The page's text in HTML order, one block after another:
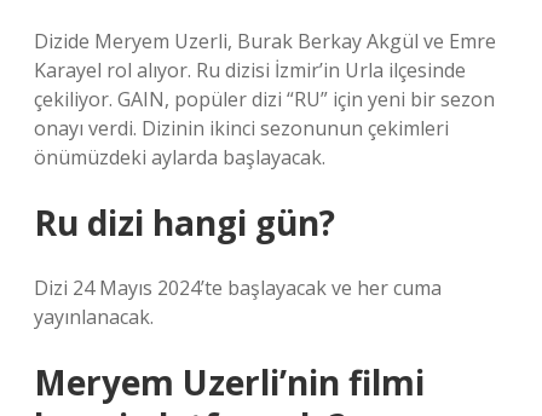
Dizide Meryem Uzerli, Burak Berkay Akgül ve Emre
Karayel rol alıyor. Ru dizisi İzmir’in Urla ilçesinde
çekiliyor. GAIN, popüler dizi “RU” için yeni bir sezon
onayı verdi. Dizinin ikinci sezonunun çekimleri
önümüzdeki aylarda başlayacak.
Ru dizi hangi gün?
Dizi 24 Mayıs 2024’te başlayacak ve her cuma
yayınlanacak.
Meryem Uzerli’nin filmi